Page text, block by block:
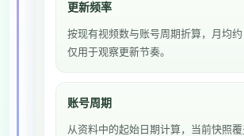
更新频率
按现有视频数与账号周期折算，月均约
仅用于观察更新节奏。
账号周期
从资料中的起始日期计算，当前快照